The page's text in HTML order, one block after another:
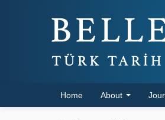
Home About